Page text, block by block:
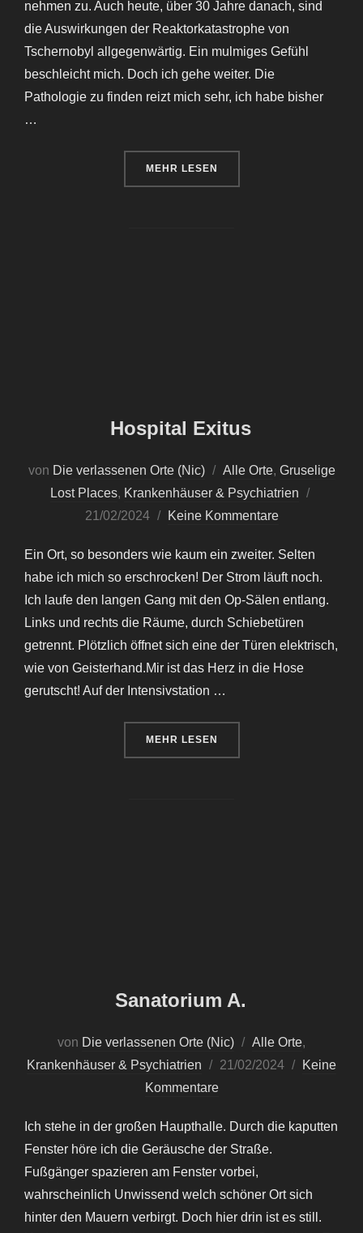
nehmen zu. Auch heute, über 30 Jahre danach, sind
die Auswirkungen der Reaktorkatastrophe von
Tschernobyl allgegenwärtig. Ein mulmiges Gefühl
beschleicht mich. Doch ich gehe weiter. Die
Pathologie zu finden reizt mich sehr, ich habe bisher
…
MEHR ÜBER „TSCHERNOBYL &
LESEN
Hospital Exitus
von Die verlassenen Orte (Nic) Alle Orte, Gruselige
Lost Places, Krankenhäuser & Psychiatrien
21/02/2024 Keine Kommentare
Ein Ort, so besonders wie kaum ein zweiter. Selten
habe ich mich so erschrocken! Der Strom läuft noch.
Ich laufe den langen Gang mit den Op-Sälen entlang.
Links und rechts die Räume, durch Schiebetüren
getrennt. Plötzlich öffnet sich eine der Türen elektrisch,
wie von Geisterhand.Mir ist das Herz in die Hose
gerutscht! Auf der Intensivstation …
MEHR ÜBER „HOSPITAL EXITUS“
LESEN
Sanatorium A.
von Die verlassenen Orte (Nic) Alle Orte,
Krankenhäuser & Psychiatrien
Veröffentlicht
21/02/2024
Keine
Kommentare
Ich stehe in der großen Haupthalle. Durch die kaputten
Fenster höre ich die Geräusche der Straße.
Fußgänger spazieren am Fenster vorbei,
wahrscheinlich Unwissend welch schöner Ort sich
hinter den Mauern verbirgt. Doch hier drin ist es still.